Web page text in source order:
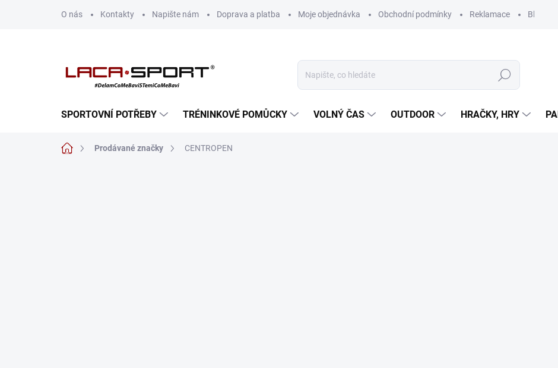
O nás Kontakty Napište nám Doprava a platba Moje objednávka Obchodní podmínky Reklamace Blog
Hledat
SPORTOVNÍ POTŘEBY TRÉNINKOVÉ POMŮCKY VOLNÝ ČAS OUTDOOR HRAČKY, HRY
Domů Prodávané značky CENTROPEN